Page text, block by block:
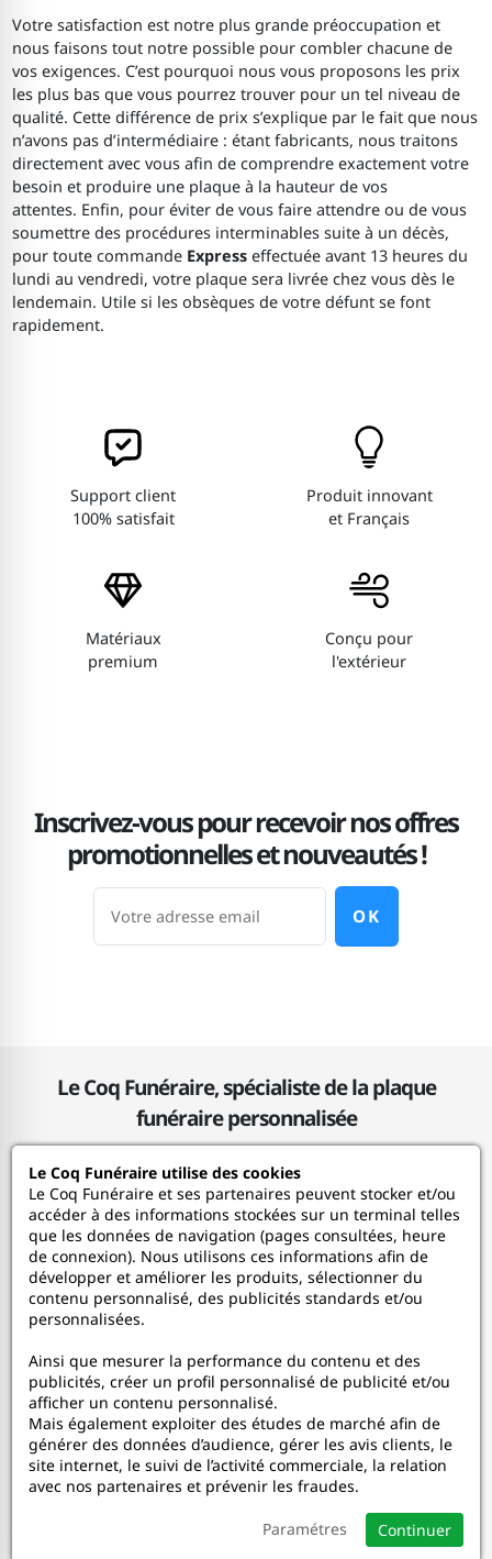
Votre satisfaction est notre plus grande préoccupation et
nous faisons tout notre possible pour combler chacune de
vos exigences. C’est pourquoi nous vous proposons les prix
les plus bas que vous pourrez trouver pour un tel niveau de
qualité. Cette différence de prix s’explique par le fait que nous
n’avons pas d’intermédiaire : étant fabricants, nous traitons
directement avec vous afin de comprendre exactement votre
besoin et produire une plaque à la hauteur de vos
attentes. Enfin, pour éviter de vous faire attendre ou de vous
soumettre des procédures interminables suite à un décès,
pour toute commande Express effectuée avant 13 heures du
lundi au vendredi, votre plaque sera livrée chez vous dès le
lendemain. Utile si les obsèques de votre défunt se font
rapidement.
Support client
100% satisfait
Produit innovant
et Français
Matériaux
premium
Conçu pour
l'extérieur
Inscrivez-vous pour recevoir nos offres
promotionnelles et nouveautés !
OK
Le Coq Funéraire, spécialiste de la plaque
funéraire personnalisée
Le Coq Funéraire
Nos services
Mon Compte
Aide
A propos
Le Coq Funéraire utilise des cookies
Le Coq Funéraire et ses partenaires peuvent stocker et/ou
accéder à des informations stockées sur un terminal telles
que les données de navigation (pages consultées, heure
de connexion). Nous utilisons ces informations afin de
développer et améliorer les produits, sélectionner du
contenu personnalisé, des publicités standards et/ou
personnalisées.
Ainsi que mesurer la performance du contenu et des
publicités, créer un profil personnalisé de publicité et/ou
afficher un contenu personnalisé.
Mais également exploiter des études de marché afin de
générer des données d’audience, gérer les avis clients, le
site internet, le suivi de l’activité commerciale, la relation
avec nos partenaires et prévenir les fraudes.
Continuer
Paramétres